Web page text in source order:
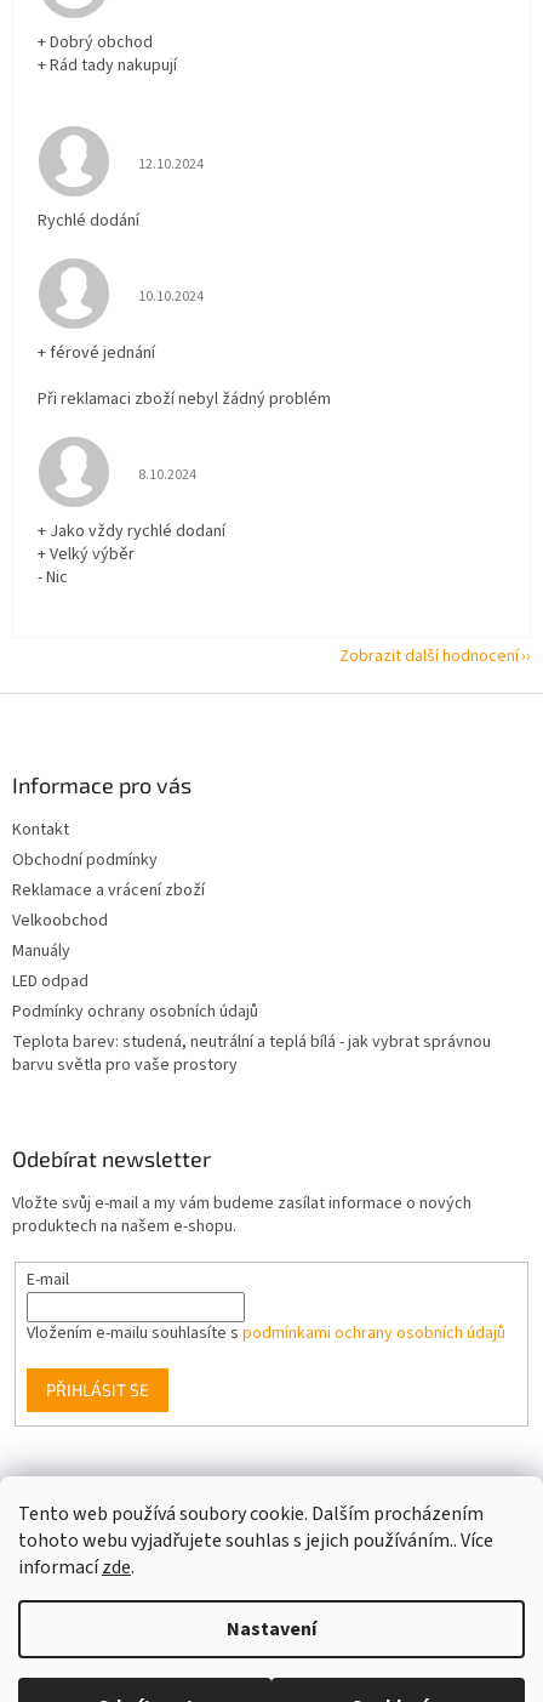
Tento web používá soubory cookie. Dalším procházením
tohoto webu vyjadřujete souhlas s jejich používáním.. Více
informacízde.
Nastavení
+ Dobrý obchod
+ Rád tady nakupují
Hodnocení obchodu je 5 z 5 hvězdiček.
12.10.2024
Rychlé dodání
Hodnocení obchodu je 5 z 5 hvězdiček.
10.10.2024
+ férové jednání
Při reklamaci zboží nebyl žádný problém
Hodnocení obchodu je 5 z 5 hvězdiček.
8.10.2024
+ Jako vždy rychlé dodaní
+ Velký výběr
- Nic
Zobrazit další hodnocení
Informace pro vás
Kontakt
Obchodní podmínky
Reklamace a vrácení zboží
Velkoobchod
Manuály
LED odpad
Podmínky ochrany osobních údajů
Teplota barev: studená, neutrální a teplá bílá - jak vybrat správnou
barvu světla pro vaše prostory
Odebírat newsletter
Vložte svůj e-mail a my vám budeme zasílat informace o nových
produktech na našem e-shopu.
E-mail
Vložením e-mailu souhlasíte s podmínkami ochrany osobních údajů
PŘIHLÁSIT SE
Facebook
Copyright 2026Berge LED. Všechna práva vyhrazena.Upravit